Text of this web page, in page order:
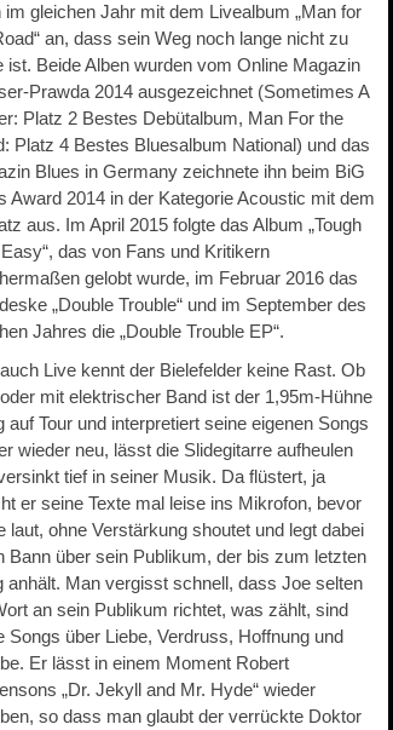
im gleichen Jahr mit dem Livealbum „Man for
an, dass sein Weg noch lange nicht zu
ist. Beide Alben wurden vom Online Magazin
Prawda 2014 ausgezeichnet (Sometimes A
Platz 2 Bestes Debütalbum, Man For the
Platz 4 Bestes Bluesalbum National) und das
Blues in Germany zeichnete ihn beim BiG
Award 2014 in der Kategorie Acoustic mit dem
aus. Im April 2015 folgte das Album „Tough
das von Fans und Kritikern
gelobt wurde, im Februar 2016 das
„Double Trouble“ und im September des
Jahres die „Double Trouble EP“.
Live kennt der Bielefelder keine Rast. Ob
mit elektrischer Band ist der 1,95m-Hühne
auf Tour und interpretiert seine eigenen Songs
wieder neu, lässt die Slidegitarre aufheulen
tief in seiner Musik. Da flüstert, ja
er seine Texte mal leise ins Mikrofon, bevor
laut, ohne Verstärkung shoutet und legt dabei
Bann über sein Publikum, der bis zum letzten
anhält. Man vergisst schnell, dass Joe selten
an sein Publikum richtet, was zählt, sind
Songs über Liebe, Verdruss, Hoffnung und
Er lässt in einem Moment Robert
„Dr. Jekyll and Mr. Hyde“ wieder
so dass man glaubt der verrückte Doktor